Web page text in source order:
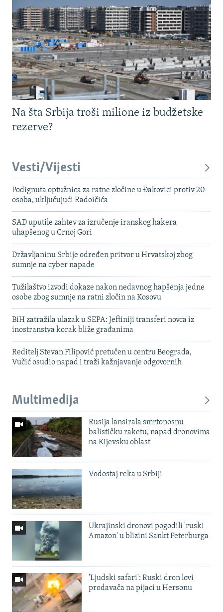
Na šta Srbija troši milione iz budžetske
rezerve?
Vesti/Vijesti
Podignuta optužnica za ratne zločine u Đakovici protiv 20
osoba, uključujući Radoičića
SAD uputile zahtev za izručenje iranskog hakera
uhapšenog u Crnoj Gori
Državljaninu Srbije određen pritvor u Hrvatskoj zbog
sumnje na cyber napade
Tužilaštvo izvodi dokaze nakon nedavnog hapšenja jedne
osobe zbog sumnje na ratni zločin na Kosovu
BiH zatražila ulazak u SEPA: Jeftiniji transferi novca iz
inostranstva korak bliže građanima
Reditelj Stevan Filipović pretučen u centru Beograda,
Vučić osudio napad i traži kažnjavanje odgovornih
Multimedija
Rusija lansirala smrtonosnu
balističku raketu, napad dronovima
na Kijevsku oblast
Vodostaj reka u Srbiji
Ukrajinski dronovi pogodili 'ruski
Amazon' u blizini Sankt Peterburga
'Ljudski safari': Ruski dron lovi
prodavača na pijaci u Hersonu